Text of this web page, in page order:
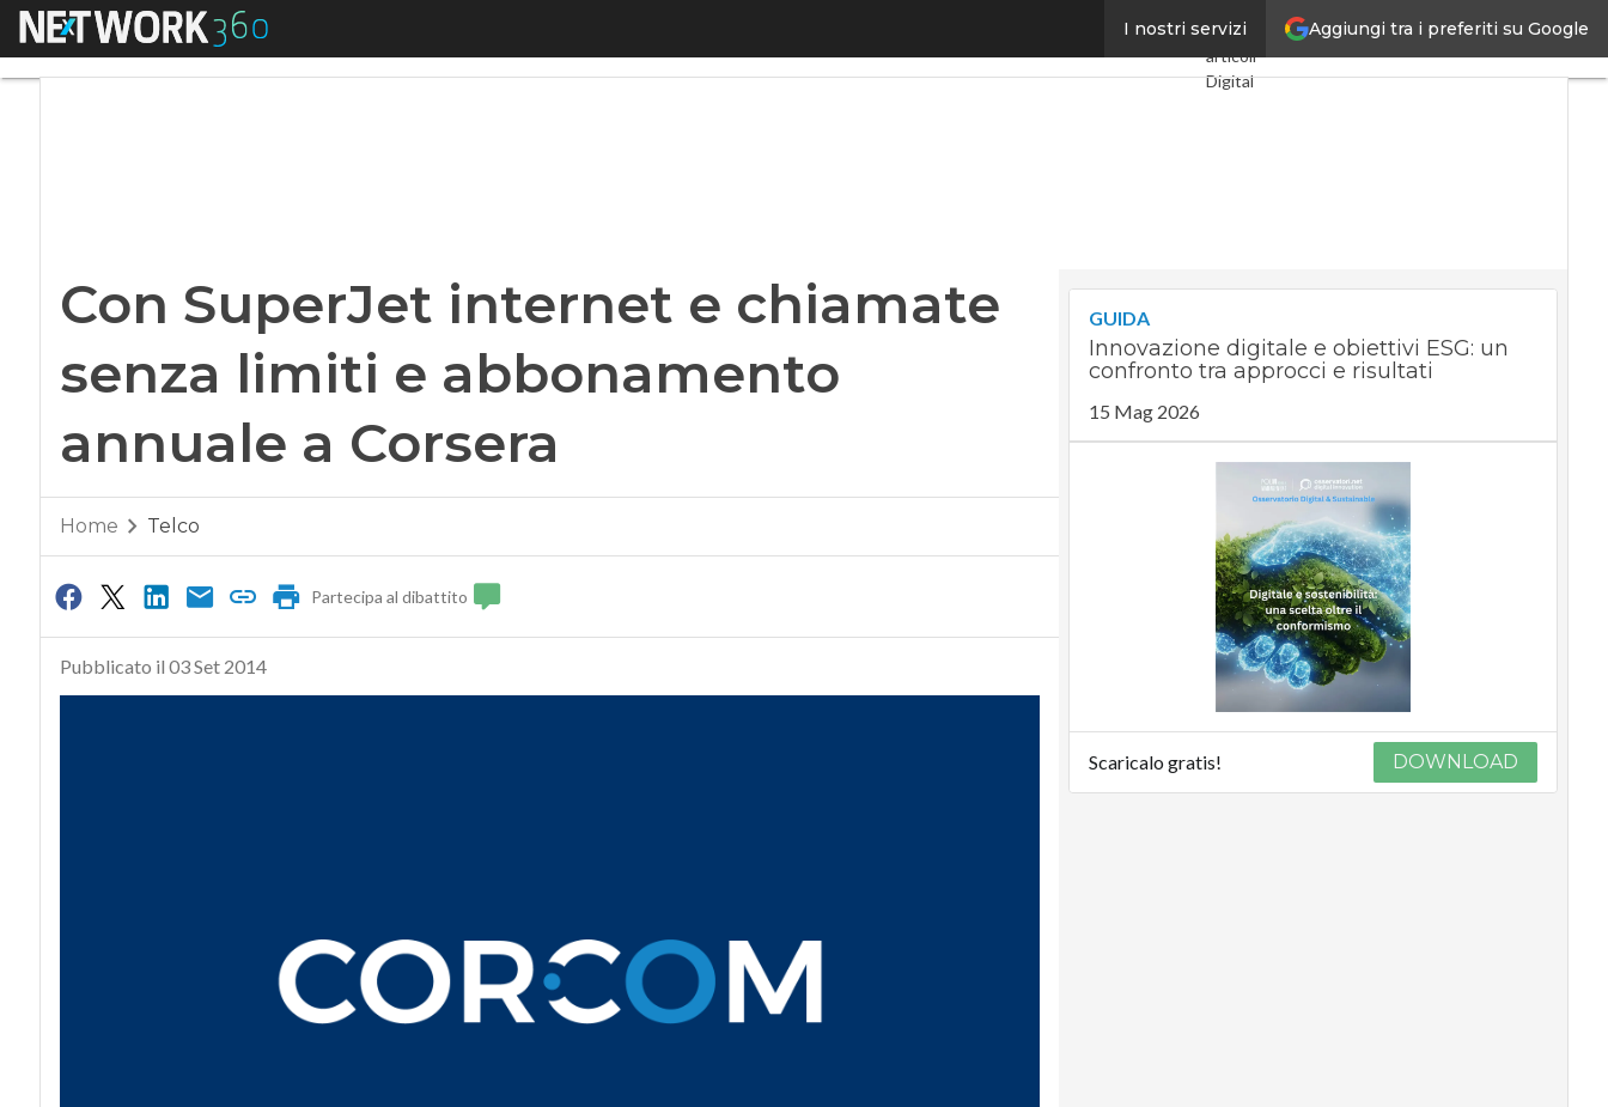
Aggiungi tra i preferiti su Google
I nostri servizi
Menu Con SuperJet internet e chiamate senza limiti e abbonamento annuale a CorseraUltimi
articoli
Digital
artificiale
Videointerviste
CorCom
Podcast
Privacy
Con SuperJet internet e chiamate
senza limiti e abbonamento
annuale a Corsera
Home Telco
Partecipa al dibattito
Pubblicato il 03 Set 2014
GUIDA
Innovazione digitale e obiettivi ESG: un
confronto tra approcci e risultati
15 Mag 2026
Scaricalo gratis! DOWNLOAD